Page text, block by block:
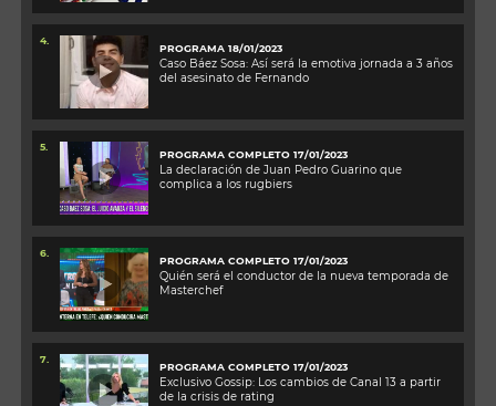
4.
PROGRAMA 18/01/2023
Caso Báez Sosa: Así será la emotiva jornada a 3 años
del asesinato de Fernando
5.
PROGRAMA COMPLETO 17/01/2023
La declaración de Juan Pedro Guarino que
complica a los rugbiers
6.
PROGRAMA COMPLETO 17/01/2023
Quién será el conductor de la nueva temporada de
Masterchef
7.
PROGRAMA COMPLETO 17/01/2023
Exclusivo Gossip: Los cambios de Canal 13 a partir
de la crisis de rating